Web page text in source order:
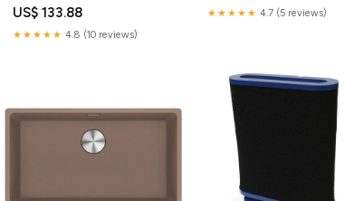
US$ 133.88
★★★★★ 4.8 (10 reviews)
★★★★★ 4.7 (5 reviews)